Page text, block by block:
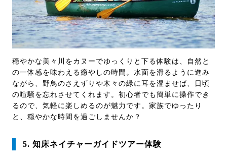
穏やかな美々川をカヌーでゆっくりと下る体験は、自然と
の一体感を味わえる癒やしの時間。水面を滑るように進み
ながら、野鳥のさえずりや木々の緑に耳を澄ませば、日頃
の喧騒を忘れさせてくれます。初心者でも簡単に操作でき
るので、気軽に楽しめるのが魅力です。家族でゆったり
と、穏やかな時間を過ごしませんか？
5. 知床ネイチャーガイドツアー体験